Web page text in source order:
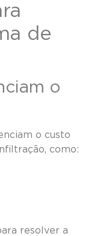
de
o
o custo
como:
resolver a